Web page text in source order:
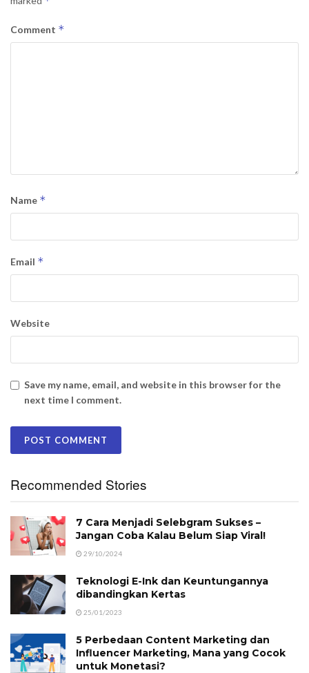
Comment *
Name *
Email *
Website
Save my name, email, and website in this browser for the
next time I comment.
Recommended Stories
7 Cara Menjadi Selebgram Sukses –
Jangan Coba Kalau Belum Siap Viral!
29/10/2024
Teknologi E-Ink dan Keuntungannya
dibandingkan Kertas
25/01/2023
5 Perbedaan Content Marketing dan
Influencer Marketing, Mana yang Cocok
untuk Monetasi?